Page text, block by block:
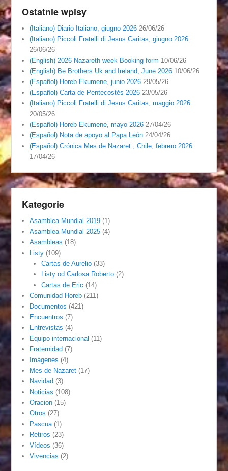
Ostatnie wpisy
(Italiano) Diario Italiano, giugno 2026 26/06/26
(Italiano) Piccoli Fratelli di Jesus Caritas, giugno 2026
26/06/26
(English) 2026 Nazareth week Booking form 10/06/26
(English) Be Brothers Uk and Ireland, June 2026 10/06/26
(Español) Horeb Ekumene, junio 2026 29/05/26
(Español) Carta de Pentecostés 2026 23/05/26
(Italiano) Piccoli Fratelli di Jesus Caritas, maggio 2026
20/05/26
(Español) Horeb Ekumene, mayo 2026 27/04/26
(Español) Nota de apoyo al Papa León 24/04/26
(Español) Crónica Mes de Nazaret , Chile, febrero 2026
17/04/26
Kategorie
Asamblea Mundial 2019 (1)
Asamblea Mundial 2025 (4)
Asambleas (18)
Listy (109)
Cartas de Aurelio(33)
Listy od Carlosa Roberto(2)
Cartas de Eric (14)
Comunidad Horeb (211)
Documentos (421)
Encuentros (7)
Entrevistas (4)
Equipo internacional (11)
Fraternidad (7)
Imágenes (4)
Mes de Nazaret (17)
Navidad (3)
Noticias (108)
Oracion (15)
Otros (27)
Pascua (1)
Retiros (23)
Vídeos (36)
Vivencias (2)